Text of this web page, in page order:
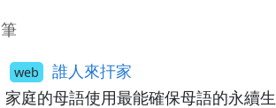
筆
web 誰人來扞家
家庭的母語使用最能確保母語的永續